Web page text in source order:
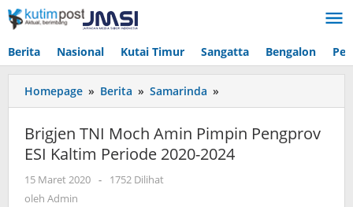
Lewati
ke
Berita Nasional Kutai Timur Sangatta Bengalon
Homepage » Berita » Samarinda »
TNI
Amin
Pimpin
Brigjen TNI Moch Amin Pimpin Pengprov
ESI Kaltim Periode 2020-2024
15 Maret 2020 oleh
-
1752 Dilihat
oleh Admin